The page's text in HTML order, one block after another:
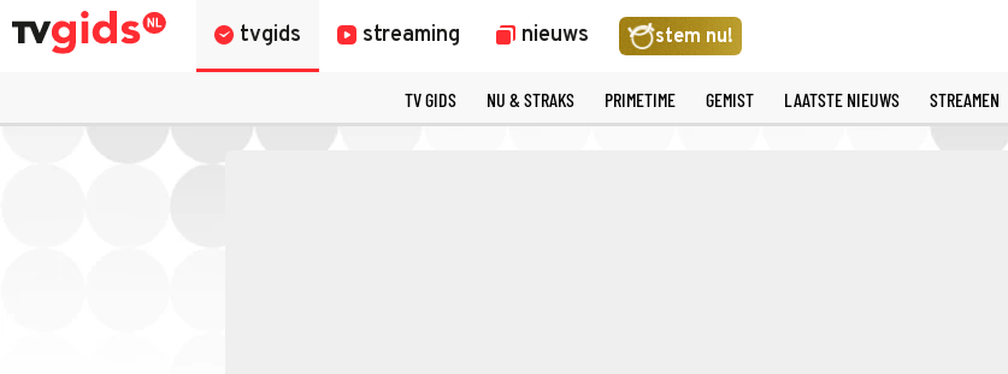
tvgids streaming nieuws stem nu!
TV GIDS NU & STRAKS PRIMETIME GEMIST LAATSTE NIEUWS STREAMEN